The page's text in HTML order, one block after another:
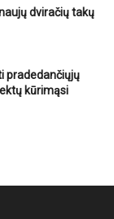
dviračių takų
pradedančiųjų
kūrimąsi